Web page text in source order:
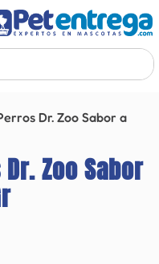
Dr. Zoo Sabor a
Zoo Sabor